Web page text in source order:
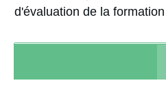
d'évaluation de la